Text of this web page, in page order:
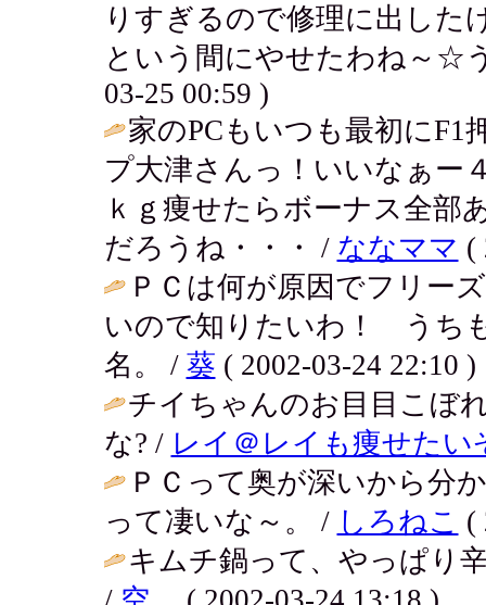
りすぎるので修理に出した
という間にやせたわね～☆
03-25 00:59 )
家のPCもいつも最初にF1
プ大津さんっ！いいなぁー
ｋｇ痩せたらボーナス全部
だろうね・・・ / ななママ (
ＰＣは何が原因でフリー
いので知りたいわ！ うち
名。 / 葵 ( 2002-03-24 22:10 )
チイちゃんのお目目こぼ
な? / レイ＠レイも痩せた
ＰＣって奥が深いから
って凄いな～。 / しろねこ (
キムチ鍋って、やっぱり